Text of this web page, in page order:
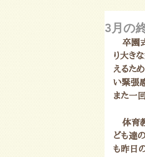
3月の
卒園式
り大き
えるた
い緊張
また一
体育教
ども達
も昨日